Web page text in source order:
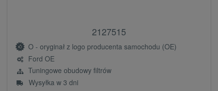
2127515
O - oryginał z logo producenta samochodu (OE)
Ford OE
Tuningowe obudowy filtrów
Wysyłka w 3 dni